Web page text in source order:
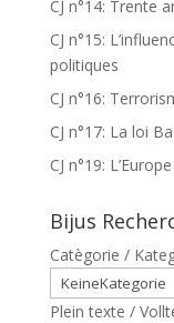
CJ n°14: Trente
CJ n°15:
politiques
CJ n°16:
CJ n°17: La loi
CJ n°19:
Bijus
Catègorie /
Plein texte /